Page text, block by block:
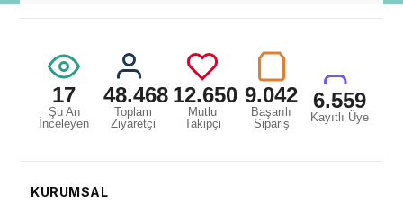
17
Şu An
İnceleyen
48.468
Toplam
Ziyaretçi
12.650
Mutlu
Takipçi
9.042
Başarılı
Sipariş
6.559
Kayıtlı Üye
KURUMSAL